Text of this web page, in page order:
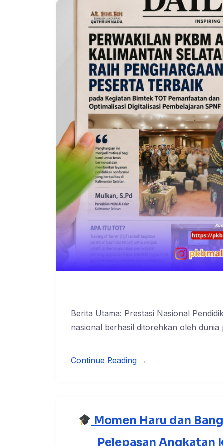
Berita Utama: Prestasi Nasional
nasional berhasil ditorehkan oleh dunia
Continue Reading →
Momen Haru dan
Pelepasan Angkatan